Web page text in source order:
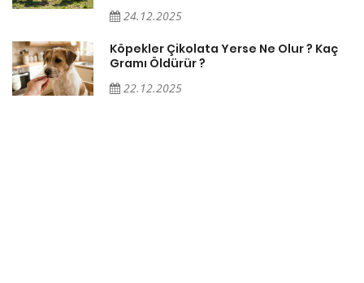
24.12.2025
Köpekler Çikolata Yerse Ne Olur ? Kaç
Gramı Öldürür ?
22.12.2025